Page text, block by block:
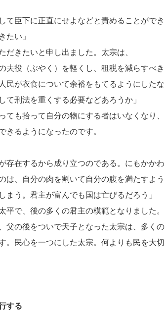
臣下に正直にせよなどと責めることができ
たい」
きたいと申し出ました。太宗は、
役（ぶやく）を軽くし、租税を減らすべき
民が衣食について余裕をもてるようにしたな
刑法を重くする必要などあろうか」
も拾って自分の物にする者はいなくなり、
きるようになったのです。
在するから成り立つのである。にもかかわ
は、自分の肉を割いて自分の腹を満たすよう
う。君主が富んでも国は亡びるだろう」
で、後の多くの君主の模範となりました。
の後をついで天子となった太宗は、多くの
。民心を一つにした太宗。何よりも民を大切
する